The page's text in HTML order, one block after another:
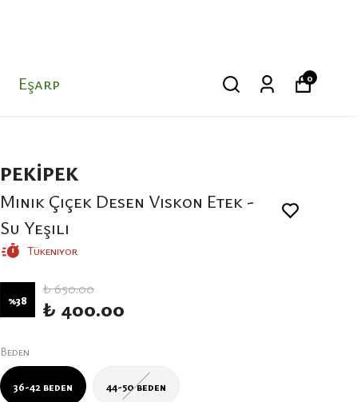
Eşarp 0
PEKİPEK
Minik Çiçek Desen Viskon Etek -
Su Yeşili
Tükeniyor
%38
₺ 650.00
₺ 400.00
Beden
36-42 beden 44-50 beden